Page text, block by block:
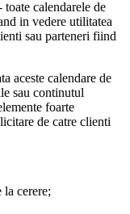
calendarele de
in vedere utilitatea
sau parteneri fiind
aceste calendare de
sau continutul
foarte
de catre clienti
cerere;